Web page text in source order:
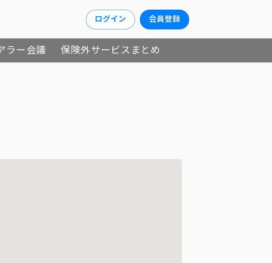
ログイン 会員登録
ラー会議 保険外サービスまとめ